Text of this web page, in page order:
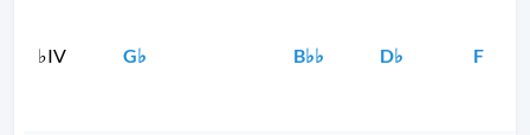
♭IV G♭ B♭♭ D♭ F